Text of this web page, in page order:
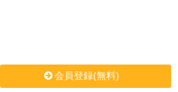
会員登録(無料)